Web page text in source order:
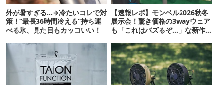
外が暑すぎる…→冷たいコレで対
策！“最長36時間冷える”持ち運
べる氷、見た目もカッコいい！
【速報レポ】モンベル2026秋冬
展示会！驚き価格の3wayウェア
も「これはバズるぞ…」な新作